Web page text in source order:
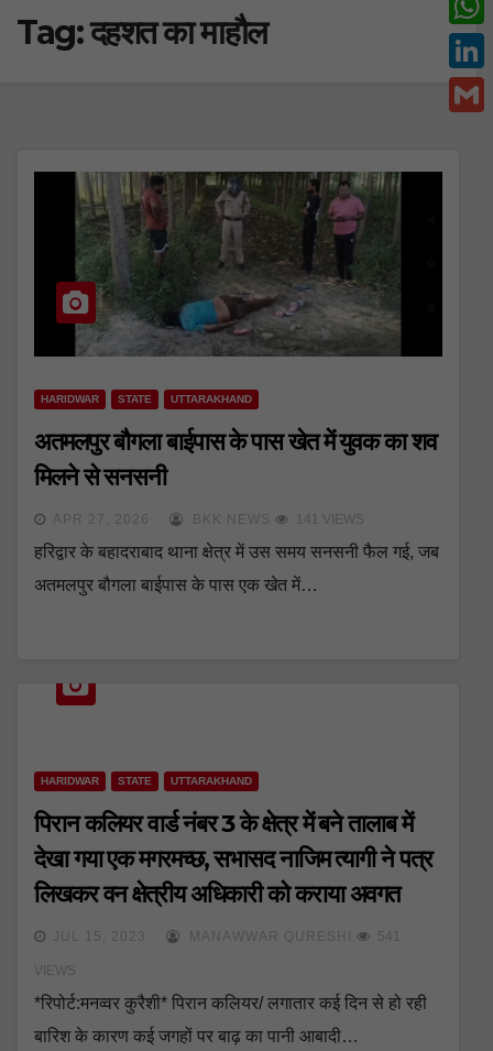
Tag:दहशत का माहौल
HARIDWAR STATE UTTARAKHAND
अतमलपुर बौगला बाईपास के पास खेत में युवक का शव
मिलने से सनसनी
APR 27, 2026 BKK NEWS 141 VIEWS
हरिद्वार के बहादराबाद थाना क्षेत्र में उस समय सनसनी फैल गई, जब
अतमलपुर बौगला बाईपास के पास एक खेत में…
HARIDWAR STATE UTTARAKHAND
पिरान कलियर वार्ड नंबर 3 के क्षेत्र में बने तालाब में
देखा गया एक मगरमच्छ, सभासद नाजिम त्यागी ने पत्र
लिखकर वन क्षेत्रीय अधिकारी को कराया अवगत
JUL 15, 2023 MANAWWAR QURESHI 541
VIEWS
*रिपोर्ट:मनव्वर कुरैशी* पिरान कलियर/ लगातार कई दिन से हो रही
बारिश के कारण कई जगहों पर बाढ़ का पानी आबादी…
c
e
w
i
W
h
a
L